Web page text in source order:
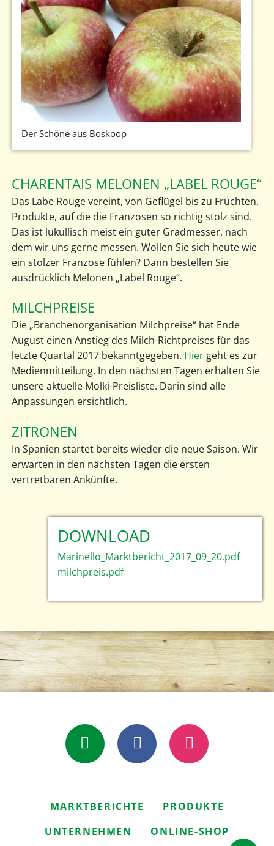
Der Schöne aus Boskoop
CHARENTAIS MELONEN „LABEL ROUGE“
Das Labe Rouge vereint, von Geflügel bis zu Früchten,
Produkte, auf die die Franzosen so richtig stolz sind.
Das ist lukullisch meist ein guter Gradmesser, nach
dem wir uns gerne messen. Wollen Sie sich heute wie
ein stolzer Franzose fühlen? Dann bestellen Sie
ausdrücklich Melonen „Label Rouge“.
MILCHPREISE
Die „Branchenorganisation Milchpreise“ hat Ende
August einen Anstieg des Milch-Richtpreises für das
letzte Quartal 2017 bekanntgegeben. Hiergeht es zur
Medienmitteilung. In den nächsten Tagen erhalten Sie
unsere aktuelle Molki-Preisliste. Darin sind alle
Anpassungen ersichtlich.
ZITRONEN
In Spanien startet bereits wieder die neue Saison. Wir
erwarten in den nächsten Tagen die ersten
vertretbaren Ankünfte.
DOWNLOAD
Marinello_Marktbericht_2017_09_20.pdf
milchpreis.pdf
NAVIGATION
MARKTBERICHTE
PRODUKTE
UNTERNEHMEN
ONLINE-SHOP